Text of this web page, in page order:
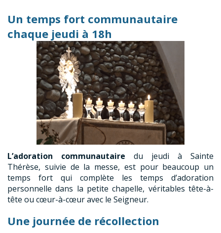
Un temps fort communautaire
chaque jeudi à 18h
L’adoration communautaire du jeudi à Sainte
Thérèse, suivie de la messe, est pour beaucoup un
temps fort qui complète les temps d’adoration
personnelle dans la petite chapelle, véritables tête-à-
tête ou cœur-à-cœur avec le Seigneur.
Une journée de récollection